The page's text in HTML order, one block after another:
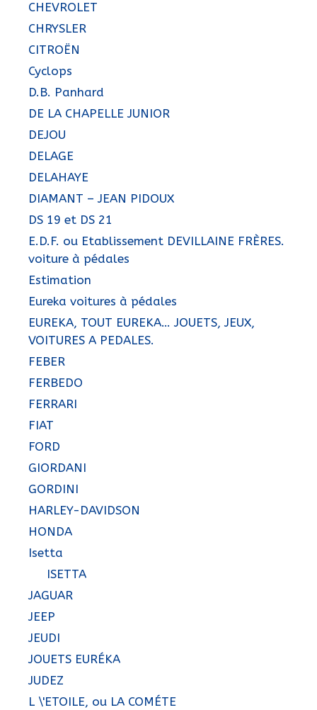
CHEVROLET
CHRYSLER
CITROËN
Cyclops
D.B. Panhard
DE LA CHAPELLE JUNIOR
DEJOU
DELAGE
DELAHAYE
DIAMANT – JEAN PIDOUX
DS 19 et DS 21
E.D.F. ou Etablissement DEVILLAINE FRÈRES.
voiture à pédales
Estimation
Eureka voitures à pédales
EUREKA, TOUT EUREKA… JOUETS, JEUX,
VOITURES A PEDALES.
FEBER
FERBEDO
FERRARI
FIAT
FORD
GIORDANI
GORDINI
HARLEY-DAVIDSON
HONDA
Isetta
ISETTA
JAGUAR
JEEP
JEUDI
JOUETS EURÉKA
JUDEZ
L \'ETOILE, ou LA COMÉTE